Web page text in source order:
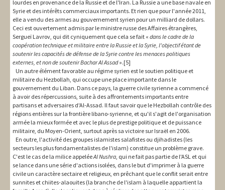
lourdes en provenance de la Russie et de l'Iran. La Russie a une base navale en
Syrie et des intérêts commerciaux importants. Et rien que pour l'année 2011,
elle a vendu des armes au gouvernement syrien pour un milliard de dollars.
Ceci est ouvertement admis par le ministre russe des Affaires étrangères,
Sergueï Lavrov, qui dit cyniquement que cela se fait « dans le cadre de la
coopération technique et militaire entre la Russie et la Syrie, l'objectif étant de
soutenir les capacités de défense de la Syrie contre les menaces politiques
externes, et non de soutenir Bachar Al Assad».[5]
Un autre élément favorable au régime syrien est le soutien politique et
militaire du Hezbollah, qui occupe une place importante dans le
gouvernement du Liban. Dans ce pays, la guerre civile syrienne a commencé
à avoir des répercussions, suite à des affrontements importants entre
partisans et adversaires d'Al-Assad. Il faut savoir que le Hezbollah contrôle des
régions entières sur la frontière libano-syrienne, et qu'il s'agit de l'organisation
armée la mieux formée et avec le plus de prestige politique et de puissance
militaire, du Moyen-Orient, surtout après sa victoire sur Israël en 2006.
En outre, l'activité des groupes islamistes salafistes ou djihadistes (les
secteurs les plus fondamentalistes de l'islam) constitue un problème grave.
C'est le cas de la milice appeléeAl Nushra, qui ne fait pas partie de l'ASL et qui
se lance dans une série d'actions isolées, dans le but d'imprimer à la guerre
civile un caractère sectaire et religieux, en prêchant que le conflit serait entre
sunnites et chiites-alaouites (la branche de l'islam à laquelle appartient la